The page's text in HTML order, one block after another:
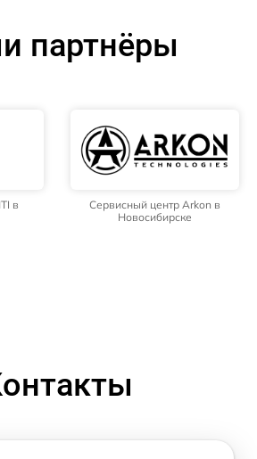
партнёры
в
Сервисный центр Arkon в
Новосибирске